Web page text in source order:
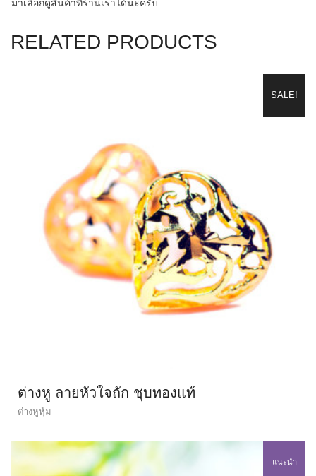
มาเลือกดูสินค้าที่ร้านเราได้นะครับ
RELATED PRODUCTS
SALE!
ต่างหู ลายหัวใจถัก ชุบทองแท้
ต่างหูหุ้ม
แนะนำ